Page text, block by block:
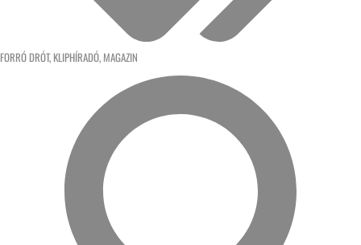
FORRÓ DRÓT, KLIPHÍRADÓ, MAGAZIN